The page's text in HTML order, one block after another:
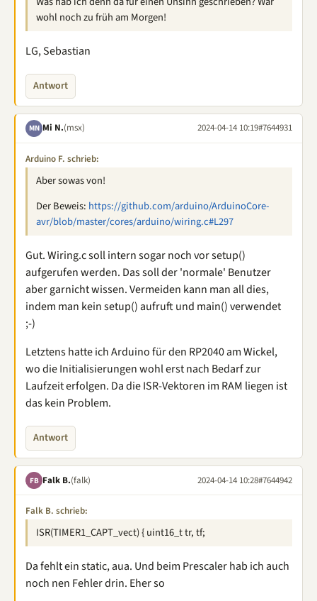
wohl noch zu früh am Morgen!
LG, Sebastian
Antwort
MN Mi N.(msx) 2024-04-14 10:19#7644931
Arduino F. schrieb:
Aber sowas von!
Der Beweis: https://github.com/arduino/ArduinoCore-
avr/blob/master/cores/arduino/wiring.c#L297
Gut. Wiring.c soll intern sogar noch vor setup()
aufgerufen werden. Das soll der 'normale' Benutzer
aber garnicht wissen. Vermeiden kann man all dies,
indem man kein setup() aufruft und main() verwendet
;-)
Letztens hatte ich Arduino für den RP2040 am Wickel,
wo die Initialisierungen wohl erst nach Bedarf zur
Laufzeit erfolgen. Da die ISR-Vektoren im RAM liegen ist
das kein Problem.
Antwort
FB Falk B.(falk) 2024-04-14 10:28#7644942
Falk B. schrieb:
ISR(TIMER1_CAPT_vect) { uint16_t tr, tf;
Da fehlt ein static, aua. Und beim Prescaler hab ich auch
noch nen Fehler drin. Eher so